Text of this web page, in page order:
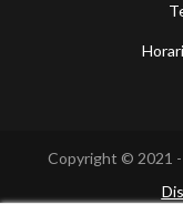
Copyright © 2021 -